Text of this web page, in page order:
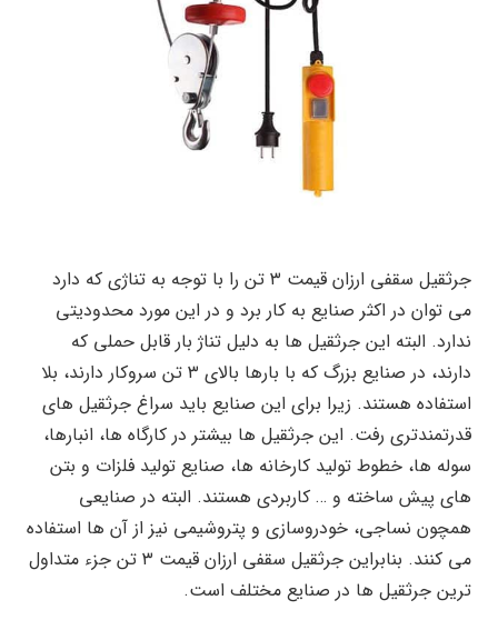
جرثقیل سقفی ارزان قیمت ۳ تن را با توجه به تناژی که دارد
می توان در اکثر صنایع به کار برد و در این مورد محدودیتی
ندارد. البته این جرثقیل ها به دلیل تناژ بار قابل حملی که
دارند، در صنایع بزرگ که با بارها بالای ۳ تن سروکار دارند، بلا
استفاده هستند. زیرا برای این صنایع باید سراغ جرثقیل های
قدرتمندتری رفت. این جرثقیل ها بیشتر در کارگاه ها، انبارها،
سوله ها، خطوط تولید کارخانه ها، صنایع تولید فلزات و بتن
های پیش ساخته و … کاربردی هستند. البته در صنایعی
همچون نساجی، خودروسازی و پتروشیمی نیز از آن ها استفاده
می کنند. بنابراین جرثقیل سقفی ارزان قیمت ۳ تن جزء متداول
ترین جرثقیل ها در صنایع مختلف است.